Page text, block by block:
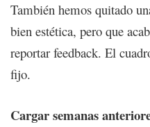
También hemos quitado
bien estética, pero que
reportar feedback. El
fijo.
Cargar semanas